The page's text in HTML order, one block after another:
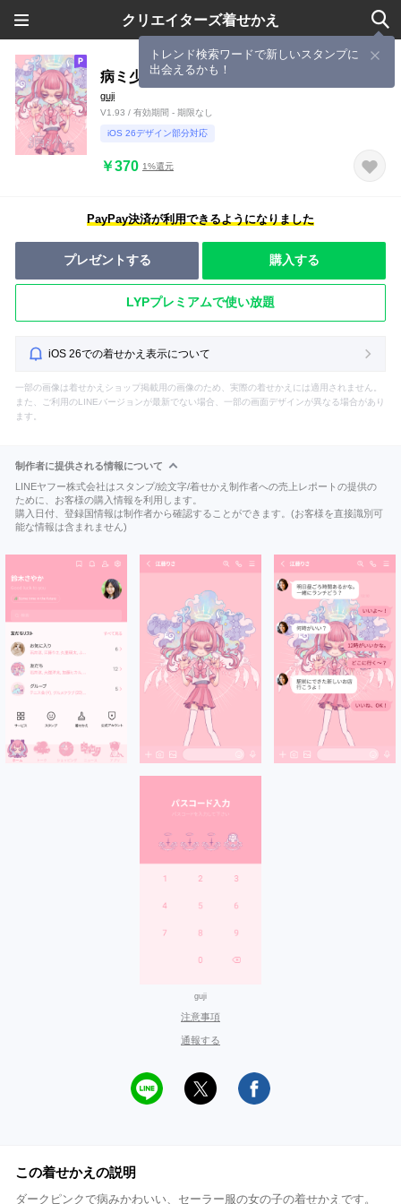
クリエイターズ着せかえ
トレンド検索ワードで新しいスタンプに
出会えるかも！
病ミ少女3
guji
V1.93 / 有効期間 - 期限なし
iOS 26デザイン部分対応
￥370 1%還元
PayPay決済が利用できるようになりました
プレゼントする 購入する
LYPプレミアムで使い放題
iOS 26での着せかえ表示について
一部の画像は着せかえショップ掲載用の画像のため、実際の着せかえには適用されません。
また、ご利用のLINEバージョンが最新でない場合、一部の画面デザインが異なる場合があり
ます。
制作者に提供される情報について
LINEヤフー株式会社はスタンプ/絵文字/着せかえ制作者への売上レポートの提供の
ために、お客様の購入情報を利用します。
購入日付、登録国情報は制作者から確認することができます。(お客様を直接識別可
能な情報は含まれません)
guji
注意事項
通報する
この着せかえの説明
ダークピンクで病みかわいい、セーラー服の女の子の着せかえです。